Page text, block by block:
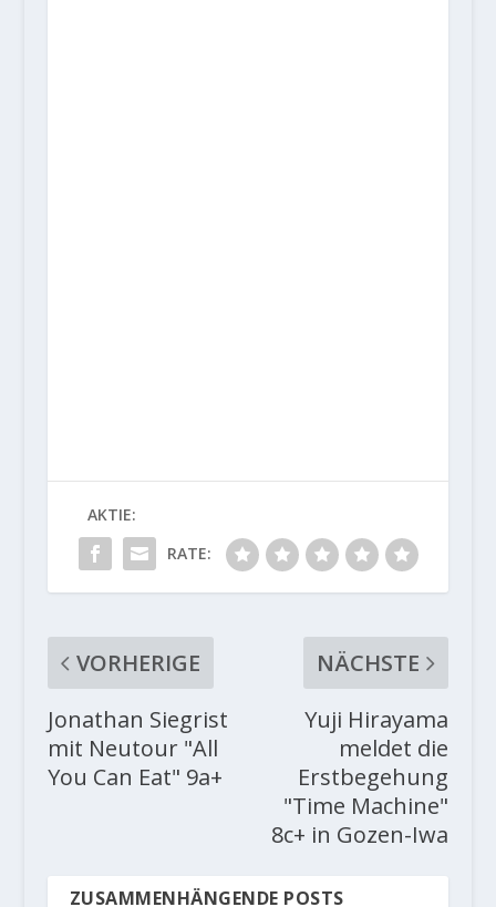
AKTIE:
RATE:
VORHERIGE
Jonathan Siegrist
mit Neutour "All
You Can Eat" 9a+
NÄCHSTE
Yuji Hirayama
meldet die
Erstbegehung
"Time Machine"
8c+ in Gozen-Iwa
ZUSAMMENHÄNGENDE POSTS